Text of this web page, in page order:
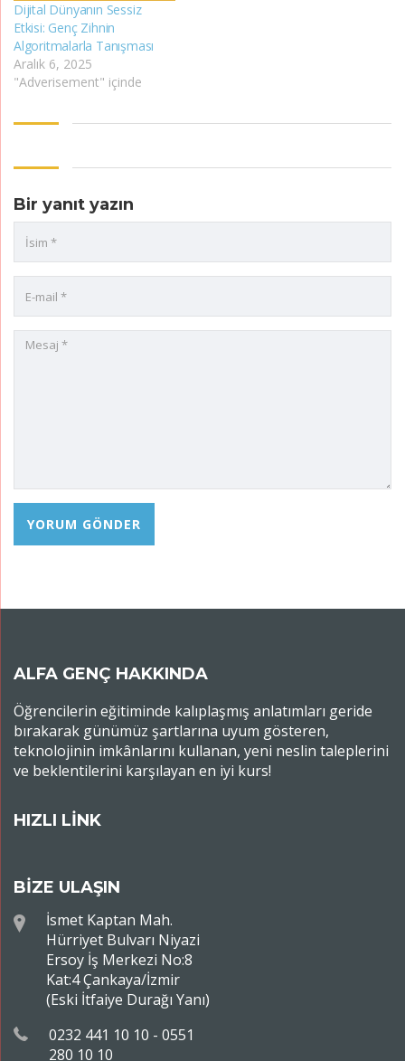
Dijital Dünyanın Sessiz
Etkisi: Genç Zihnin
Algoritmalarla Tanışması
Aralık 6, 2025
"Adverisement" içinde
Bir yanıt yazın
ALFA GENÇ HAKKINDA
Öğrencilerin eğitiminde kalıplaşmış anlatımları geride
bırakarak günümüz şartlarına uyum gösteren,
teknolojinin imkânlarını kullanan, yeni neslin taleplerini
ve beklentilerini karşılayan en iyi kurs!
HIZLI LİNK
BİZE ULAŞIN
İsmet Kaptan Mah.
Hürriyet Bulvarı Niyazi
Ersoy İş Merkezi No:8
Kat:4 Çankaya/İzmir
(Eski İtfaiye Durağı Yanı)
0232 441 10 10 - 0551
280 10 10